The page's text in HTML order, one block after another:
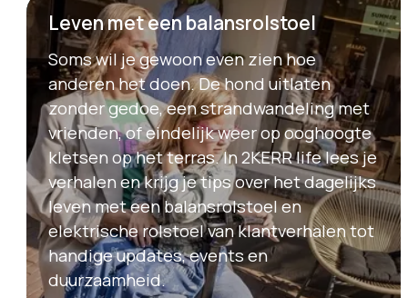
Leven met een balansrolstoel
Soms wil je gewoon even zien hoe
anderen het doen. De hond uitlaten
zonder gedoe, een strandwandeling met
vrienden, of eindelijk weer op ooghoogte
kletsen op het terras. In 2KERR life lees je
verhalen en krijg je tips over het dagelijks
leven met een balansrolstoel en
elektrische rolstoel van klantverhalen tot
handige updates, events en
duurzaamheid.